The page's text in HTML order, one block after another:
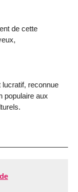
de cette
reconnue
populaire aux